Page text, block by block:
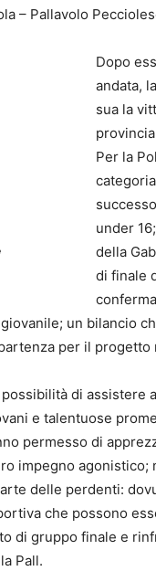
– Pallavolo
Dopo
andata,
sua la
Per la
under
della
di finale
un bilancio
per il
di assistere
e talentuose
permesso di
impegno agonistico;
delle perdenti:
che possono
di gruppo finale e
Pall.